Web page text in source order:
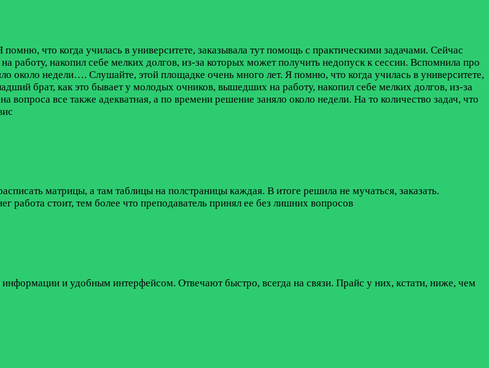
что когда училась в университете, заказывала тут помощь с практическими задачами. Сейчас
накопил себе мелких долгов, из-за которых может получить недопуск к сессии. Вспомнила про
около недели…. Слушайте, этой площадке очень много лет. Я помню, что когда училась в университете,
брат, как это бывает у молодых очников, вышедших на работу, накопил себе мелких долгов, из-за
все также адекватная, а по времени решение заняло около недели. На то количество задач, что
матрицы, а там таблицы на полстраницы каждая. В итоге решила не мучаться, заказать.
работа стоит, тем более что преподаватель принял ее без лишних вопросов
и удобным интерфейсом. Отвечают быстро, всегда на связи. Прайс у них, кстати, ниже, чем